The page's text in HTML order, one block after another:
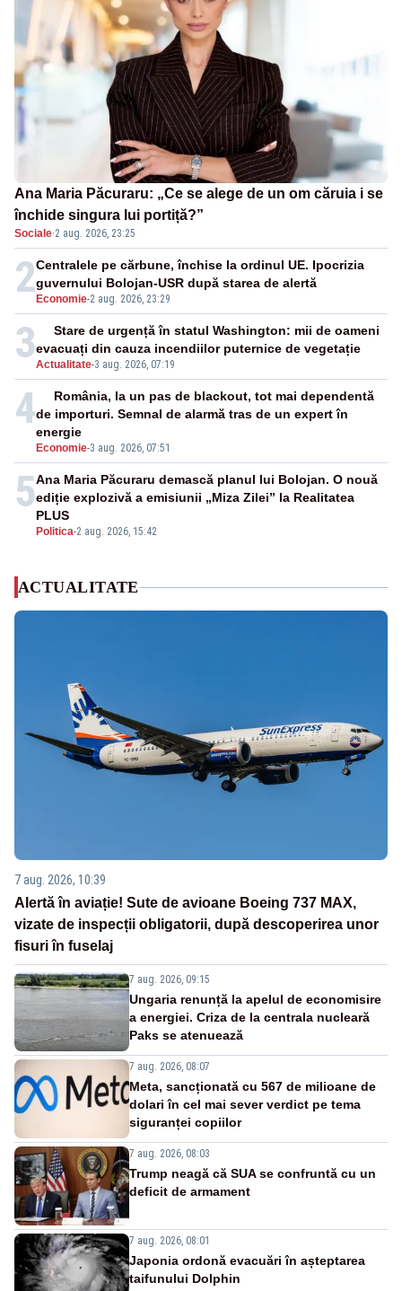
Ana Maria Păcuraru: „Ce se alege de un om căruia i se
închide singura lui portiță?”
Sociale·2 aug. 2026, 23:25
2 Economie-2 aug. 2026, 23:29
Centralele pe cărbune, închise la ordinul UE. Ipocrizia
guvernului Bolojan-USR după starea de alertă
3Actualitate-3 aug. 2026, 07:19
Stare de urgență în statul Washington: mii de oameni
evacuați din cauza incendiilor puternice de vegetație
4
Economie-3 aug. 2026, 07:51
România, la un pas de blackout, tot mai dependentă
de importuri. Semnal de alarmă tras de un expert în
energie
5
Politica-2 aug. 2026, 15:42
Ana Maria Păcuraru demască planul lui Bolojan. O nouă
ediție explozivă a emisiunii „Miza Zilei” la Realitatea
PLUS
ACTUALITATE
7 aug. 2026, 10:39
Alertă în aviație! Sute de avioane Boeing 737 MAX,
vizate de inspecții obligatorii, după descoperirea unor
fisuri în fuselaj
7 aug. 2026, 09:15
Ungaria renunță la apelul de economisire
a energiei. Criza de la centrala nucleară
Paks se atenuează
7 aug. 2026, 08:07
Meta, sancționată cu 567 de milioane de
dolari în cel mai sever verdict pe tema
siguranței copiilor
7 aug. 2026, 08:03
Trump neagă că SUA se confruntă cu un
deficit de armament
7 aug. 2026, 08:01
Japonia ordonă evacuări în așteptarea
taifunului Dolphin